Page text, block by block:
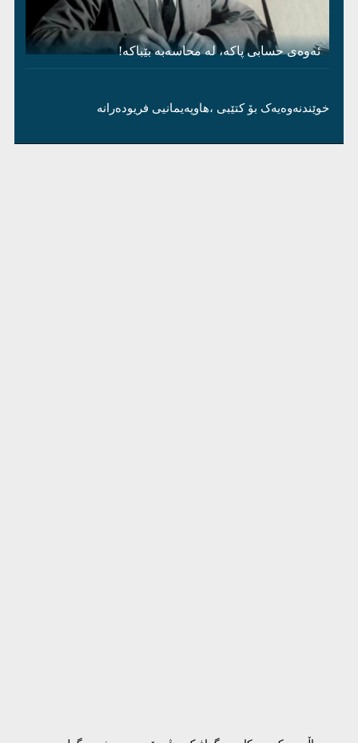
ئەوەی حسابی پاکە، لە محاسەبە بێباکە!
خوێندنەوەیەک بۆ کتێبی ،هاوپەیمانیی فریودەرانە